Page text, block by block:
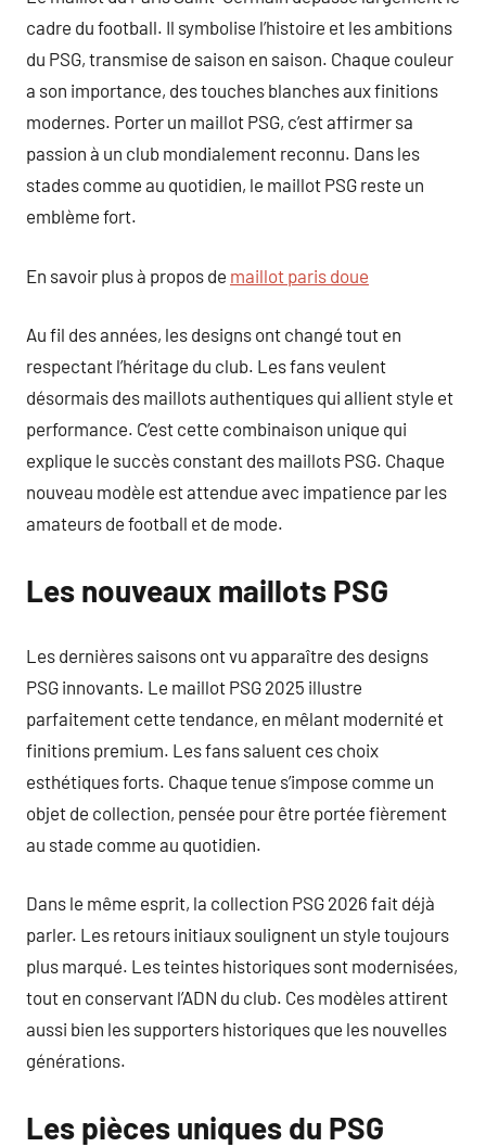
cadre du football. Il symbolise l’histoire et les ambitions
du PSG, transmise de saison en saison. Chaque couleur
a son importance, des touches blanches aux finitions
modernes. Porter un maillot PSG, c’est affirmer sa
passion à un club mondialement reconnu. Dans les
stades comme au quotidien, le maillot PSG reste un
emblème fort.
En savoir plus à propos de maillot paris doue
Au fil des années, les designs ont changé tout en
respectant l’héritage du club. Les fans veulent
désormais des maillots authentiques qui allient style et
performance. C’est cette combinaison unique qui
explique le succès constant des maillots PSG. Chaque
nouveau modèle est attendue avec impatience par les
amateurs de football et de mode.
Les nouveaux maillots PSG
Les dernières saisons ont vu apparaître des designs
PSG innovants. Le maillot PSG 2025 illustre
parfaitement cette tendance, en mêlant modernité et
finitions premium. Les fans saluent ces choix
esthétiques forts. Chaque tenue s’impose comme un
objet de collection, pensée pour être portée fièrement
au stade comme au quotidien.
Dans le même esprit, la collection PSG 2026 fait déjà
parler. Les retours initiaux soulignent un style toujours
plus marqué. Les teintes historiques sont modernisées,
tout en conservant l’ADN du club. Ces modèles attirent
aussi bien les supporters historiques que les nouvelles
générations.
Les pièces uniques du PSG